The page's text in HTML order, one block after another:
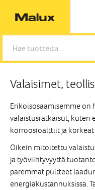
Valaisimet,
Erikoisosaamisemme
valaistusratkaisut, kuten
korroosioalttiit ja
Oikein mitoitettu
ja työviihtyvyyttä
paremmat puitteet
energiakustannuksissa.